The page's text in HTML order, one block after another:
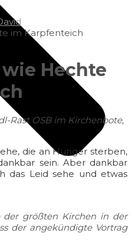
im Karpfenteich
Hechte
Rast OSB im Kirchenbote,
die an Hunger sterben,
sein. Aber dankbar
das Leid sehe und etwas
der größten Kirchen in der
der angekündigte Vortrag